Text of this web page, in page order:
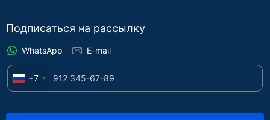
Подписаться на рассылку
WhatsApp E-mail
+7